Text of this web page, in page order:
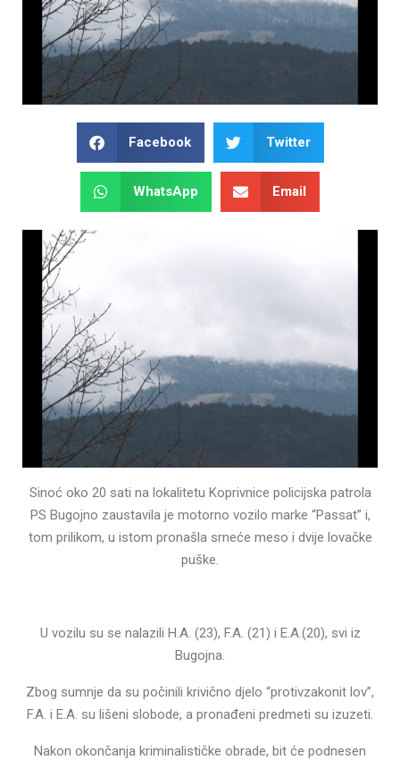
Facebook Twitter
WhatsApp Email
Sinoć oko 20 sati na lokalitetu Koprivnice policijska patrola
PS Bugojno zaustavila je motorno vozilo marke “Passat” i,
tom prilikom, u istom pronašla srneće meso i dvije lovačke
puške.
U vozilu su se nalazili H.A. (23), F.A. (21) i E.A.(20), svi iz
Bugojna.
Zbog sumnje da su počinili krivično djelo “protivzakonit lov”,
F.A. i E.A. su lišeni slobode, a pronađeni predmeti su izuzeti.
Nakon okončanja kriminalističke obrade, bit će podnesen